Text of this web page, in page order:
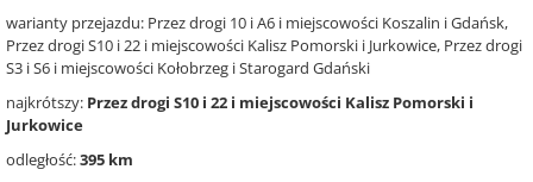
warianty przejazdu: Przez drogi 10 i A6 i miejscowości Koszalin i Gdańsk,
Przez drogi S10 i 22 i miejscowości Kalisz Pomorski i Jurkowice, Przez drogi
S3 i S6 i miejscowości Kołobrzeg i Starogard Gdański
najkrótszy: Przez drogi S10 i 22 i miejscowości Kalisz Pomorski i
Jurkowice
odległość:395 km